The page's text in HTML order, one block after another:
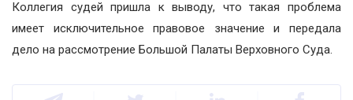
Коллегия судей пришла к выводу, что такая проблема
имеет исключительное правовое значение и передала
дело на рассмотрение Большой Палаты Верховного Суда.